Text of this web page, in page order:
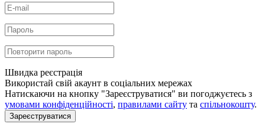
Швидка реєстрація
Використай свій акаунт в соціальних мережах
Натискаючи на кнопку "Зареєструватися" ви погоджуєтесь з
умовами конфіденційності, правилами сайту та спільнокошту.
Зареєструватися